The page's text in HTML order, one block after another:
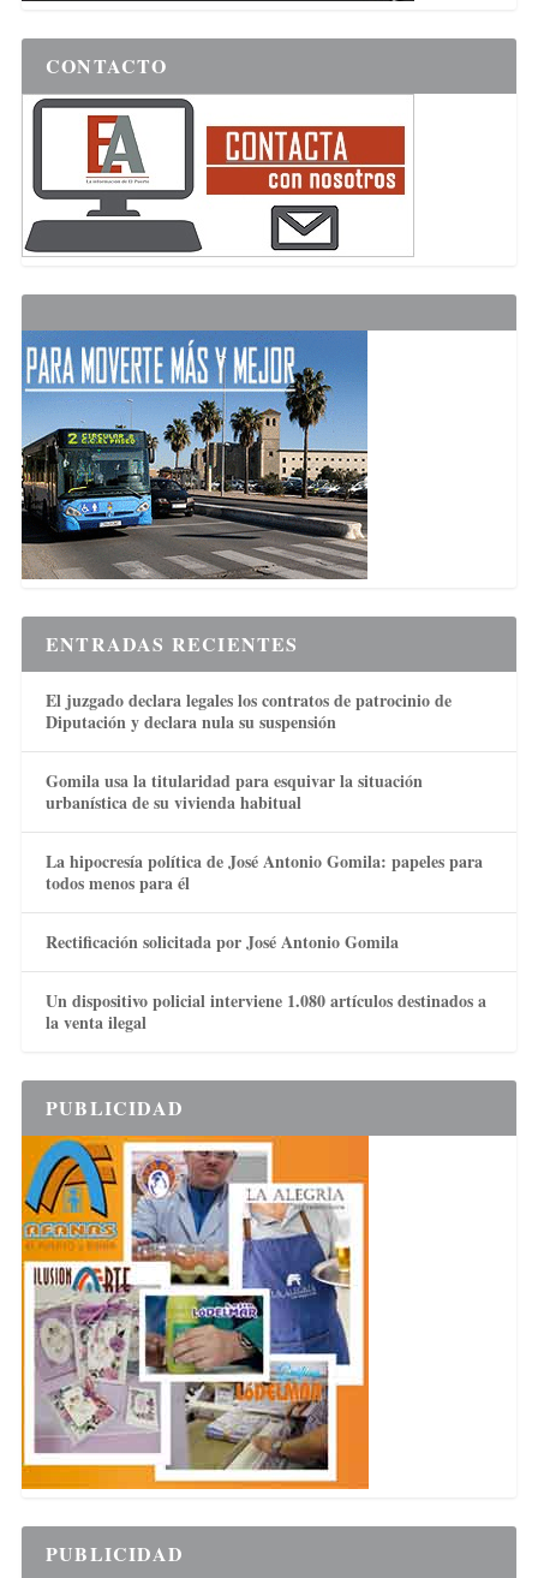
CONTACTO
ENTRADAS RECIENTES
El juzgado declara legales los contratos de patrocinio de
Diputación y declara nula su suspensión
Gomila usa la titularidad para esquivar la situación
urbanística de su vivienda habitual
La hipocresía política de José Antonio Gomila: papeles para
todos menos para él
Rectificación solicitada por José Antonio Gomila
Un dispositivo policial interviene 1.080 artículos destinados a
la venta ilegal
PUBLICIDAD
PUBLICIDAD